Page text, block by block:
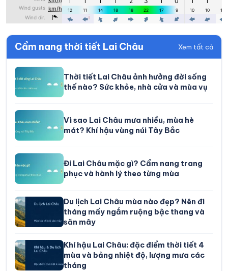
Cẩm nang thời tiết Lai Châu Xem tất cả
Thời tiết Lai Châu ảnh hưởng đời sống
thế nào? Sức khỏe, nhà cửa và mùa vụ
Vì sao Lai Châu mưa nhiều, mùa hè
mát? Khí hậu vùng núi Tây Bắc
Đi Lai Châu mặc gì? Cẩm nang trang
phục và hành lý theo từng mùa
Du lịch Lai Châu mùa nào đẹp? Nên đi
tháng mấy ngắm ruộng bậc thang và
săn mây
Khí hậu Lai Châu: đặc điểm thời tiết 4
mùa và bảng nhiệt độ, lượng mưa các
tháng